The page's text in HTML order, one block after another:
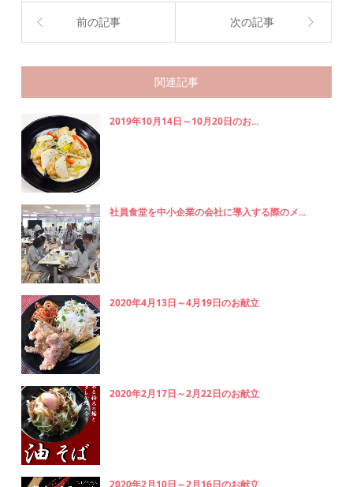
前の記事 次の記事
関連記事
2019年10月14日～10月20日のお...
社員食堂を中小企業の会社に導入する際のメ...
2020年4月13日～4月19日のお献立
2020年2月17日～2月22日のお献立
2020年2月10日～2月16日のお献立